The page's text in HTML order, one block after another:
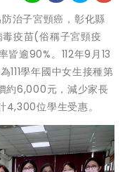
治子宮頸癌，彰化縣
疫苗(俗稱子宮頸疫
逾90%。112年9月13
111學年國中女生接種第
約6,000元，減少家長
4,300位學生受惠。